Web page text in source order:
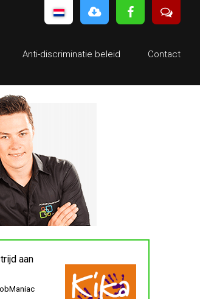
Anti-discriminatie beleid Contact
aan